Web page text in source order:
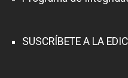
SUSCRÍBETE A LA